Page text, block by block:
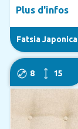
Fatsia Japonica
Plus d'infos
8 15